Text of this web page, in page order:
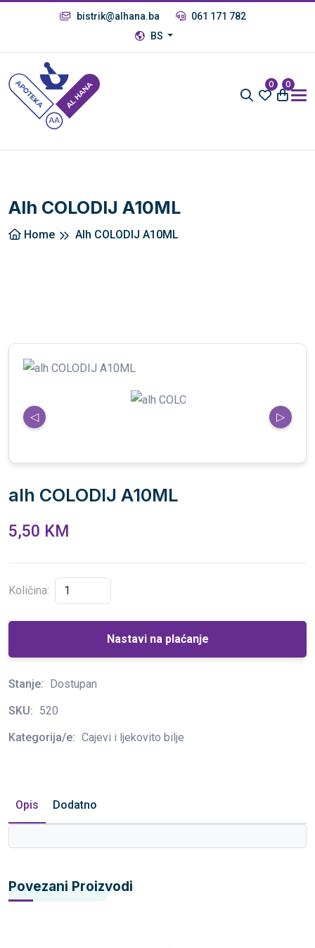
bistrik@alhana.ba
061 171 782
BS
0 0
Alh COLODIJ A10ML
Home Alh COLODIJ A10ML
◁ ▷
alh COLODIJ A10ML
5,50 KM
Količina:
Nastavi na plaćanje
Stanje: Dostupan
SKU: 520
Kategorija/e: Cajevi i ljekovito bilje
Opis Dodatno
Povezani Proizvodi